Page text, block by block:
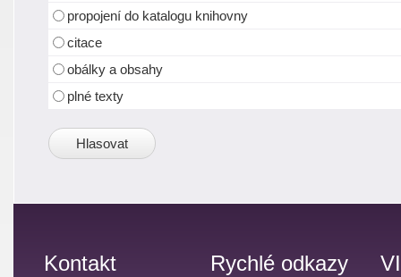
propojení do katalogu knihovny
citace
obálky a obsahy
plné texty
Kontakt Rychlé odkazy